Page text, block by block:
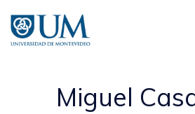
contenido
principal
Miguel